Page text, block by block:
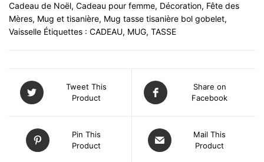
Cadeau de Noël, Cadeau pour femme, Décoration, Fête des
Mères, Mug et tisanière, Mug tasse tisanière bol gobelet,
Vaisselle Étiquettes : CADEAU, MUG, TASSE
Tweet This
Product
Share on
Facebook
Pin This
Product
Mail This
Product